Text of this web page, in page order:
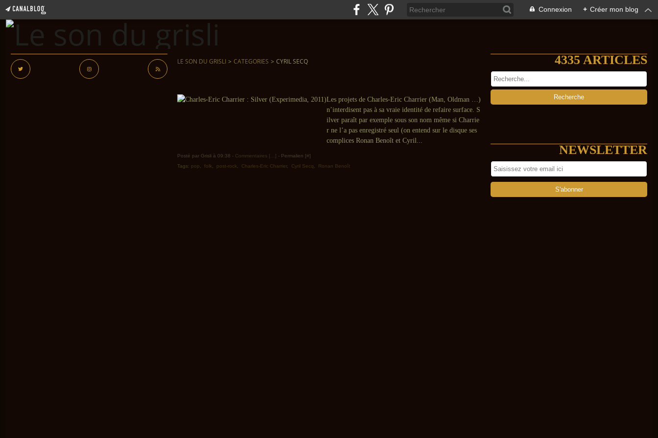
Connexion + Créer mon blog
LE SON DU GRISLI > CATEGORIES > CYRIL SECQ
Les projets de Charles-Eric Charrier (Man, Oldman …)
n’interdisent pas à sa vraie identité de refaire surface. S
ilver paraît par exemple sous son nom même si Charrie
r ne l’a pas enregistré seul (on entend sur le disque ses
complices Ronan Benoît et Cyril...
Posté par Grisli à 09:38 - Commentaires [ ] - Permalien [#]
Tags: pop folk post-rock Charles-Eric Charrier, Cyril Secq Ronan Benoît
4335 ARTICLES
NEWSLETTER